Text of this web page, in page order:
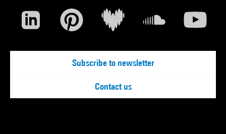
Subscribe to newsletter
Contact us